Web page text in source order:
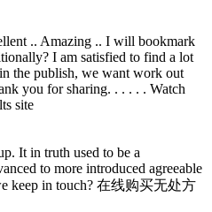
.. Amazing .. I will bookmark
I am satisfied to find a lot
the publish, we want work out
you for sharing. . . . . . Watch
site
It in truth used to be a
to more introduced agreeable
keep in touch? 在线购买无处方